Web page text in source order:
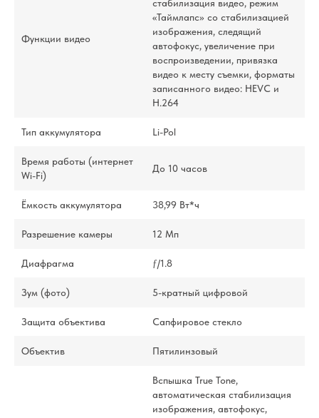
Функции видео
стабилизация видео, режим
«Таймлапс» со стабилизацией
изображения, следящий
автофокус, увеличение при
воспроизведении, привязка
видео к месту съемки, форматы
записанного видео: HEVC и
H.264
Тип аккумулятора Li-Pol
Время работы (интернет
Wi-Fi)
До 10 часов
Ёмкость аккумулятора 38,99 Вт*ч
Разрешение камеры 12 Мп
Диафрагма ƒ/1.8
Зум (фото) 5-кратный цифровой
Защита объектива Сапфировое стекло
Объектив Пятилинзовый
Вспышка True Tone,
автоматическая стабилизация
изображения, автофокус,